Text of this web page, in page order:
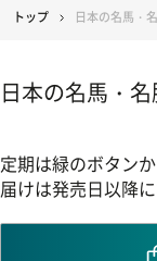
トップ 日本の名馬・
日本の名馬・名
定期は緑のボタン
届けは発売日以降に